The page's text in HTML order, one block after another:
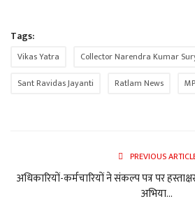
Tags:
Vikas Yatra
Collector Narendra Kumar
Sant Ravidas Jayanti
Ratlam News
PREVIOUS
अधिकारियों-कर्मचारियों ने संकल्प पत्र पर
अभिया...